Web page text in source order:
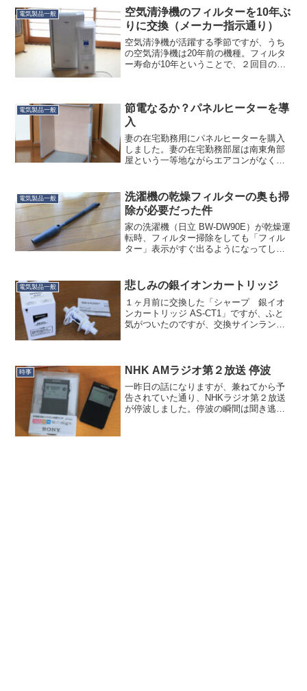
ーマーを買いました。妻には「また電気
で何でも解決する」と言...
電気製品一般
空気清浄機のフィルターを10年ぶ
りに交換（メーカー指示通り）
空気清浄機が活躍する季節ですが、うち
の空気清浄機は20年前の機種。フィルタ
ー寿命が10年ということで、２回目のフ
Panasonic ...
電気製品一般
節電なるか？パネルヒーターを導
入
妻の在宅勤務用にパネルヒーターを購入
しました。妻の在宅勤務部屋は南東角部
屋という一等地ながらエアコンがなく、
緒に日陰になるので、今乗っているAudi
A3の故障が少ない...
電気製品一般
洗濯機の乾燥フィルターの奥も掃
除が必要だった件
家の洗濯機（日立 BW-DW90E）が乾燥運
転時、フィルター掃除をしても「フィル
ター」表示がすぐ出るようになってしま
ビンゴな案内が！えっ、「付属品のスイ
コミノズル」！？...
電気製品一般 悲しみの銀イオンカートリッジ
１ヶ月前に交換した「シャープ 銀イオ
ンカートリッジ AS-CT1」ですが、ふと
気がついたのですが、交換サインランプ
していた時がありま...
時事 NHK AMラジオ第２放送 停波
一昨日の話になりますが、兼ねてから予
告されていた通り、NHKラジオ第２放送
が停波しました。停波の瞬間は聞き逃し